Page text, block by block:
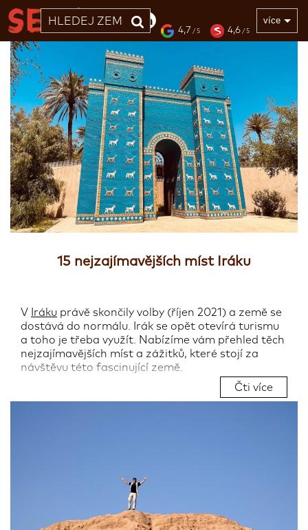
33 LET více
4,7 / 5 4,6 / 5
15 nejzajímavějších míst Iráku
V Iráku právě skončily volby (říjen 2021) a země se
dostává do normálu. Irák se opět otevírá turismu
a toho je třeba využít. Nabízíme vám přehled těch
nejzajímavějších míst a zážitků, které stojí za
návštěvu této fascinující země.
Čti více